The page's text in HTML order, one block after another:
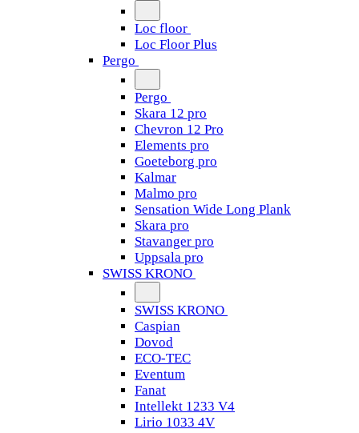
Loc floor
Loc Floor Plus
Pergo
Pergo
Skara 12 pro
Chevron 12 Pro
Elements pro
Goeteborg pro
Kalmar
Malmo pro
Sensation Wide Long Plank
Skara pro
Stavanger pro
Uppsala pro
SWISS KRONO
SWISS KRONO
Caspian
Dovod
ECO-TEC
Eventum
Fanat
Intellekt 1233 V4
Lirio 1033 4V